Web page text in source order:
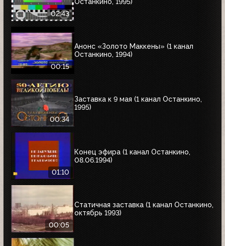
02:43
00:15
Анонс «Золото Маккены» (1 канал
Останкино, 1994)
00:34
Заставка к 9 мая (1 канал Останкино,
1995)
01:10
Конец эфира (1 канал Останкино,
08.06.1994)
00:05
Статичная заставка (1 канал Останкино,
октябрь 1993)